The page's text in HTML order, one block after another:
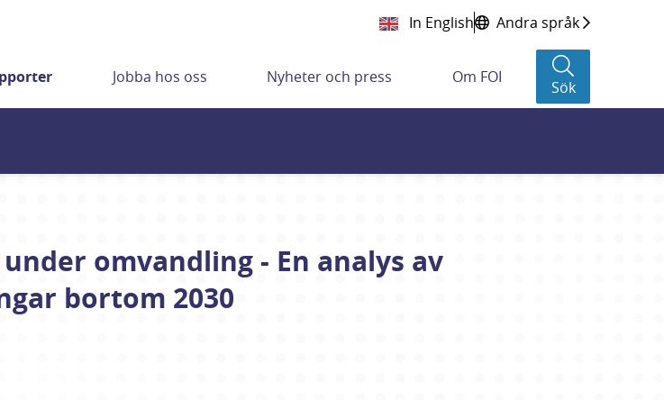
In English Andra språk
Jobba hos oss Nyheter och press Om FOI
Sök
omvandling - En analys av
bortom 2030